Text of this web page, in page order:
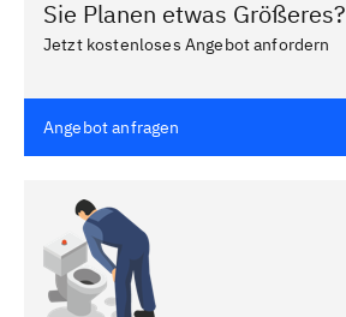
Sie Planen etwas Größeres?
Jetzt kostenloses Angebot anfordern
Angebot anfragen